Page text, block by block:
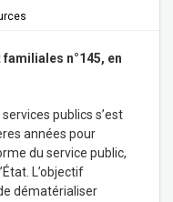
n°145, en
publics s’est
années pour
du service public,
L’objectif
dématérialiser